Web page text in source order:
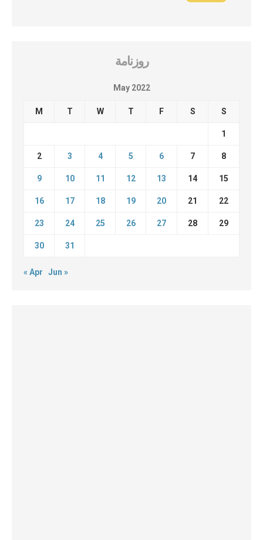
روزنامة
May 2022
M T W T F S S
1
2 3 4 5 6 7 8
9 10 11 12 13 14 15
16 17 18 19 20 21 22
23 24 25 26 27 28 29
30 31
« Apr Jun »